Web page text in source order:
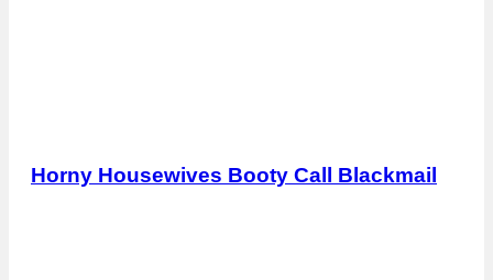
Horny Housewives Booty Call Blackmail